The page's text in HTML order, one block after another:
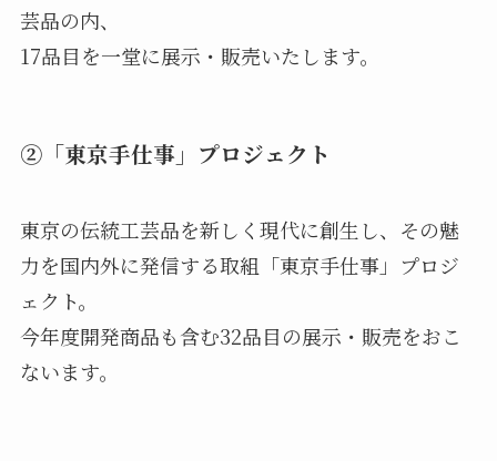
芸品の内、
17品目を一堂に展示・販売いたします。
②「東京手仕事」プロジェクト
東京の伝統工芸品を新しく現代に創生し、その魅
力を国内外に発信する取組「東京手仕事」プロジ
ェクト。
今年度開発商品も含む32品目の展示・販売をおこ
ないます。